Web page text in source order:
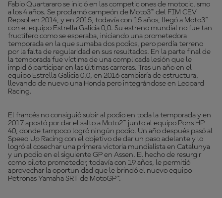
Fabio Quartararo se inició en las competiciones de motociclismo
a los 4 años. Se proclamó campeón de Moto3™ del FIM CEV
Repsol en 2014, y en 2015, todavía con 15 años, llegó a Moto3™
con el equipo Estrella Galicia 0,0. Su estreno mundial no fue tan
fructífero como se esperaba, iniciando una prometedora
temporada en la que sumaba dos podios, pero perdía terreno
por la falta de regularidad en sus resultados. En la parte final de
la temporada fue víctima de una complicada lesión que le
impidió participar en las últimas carreras. Tras un año en el
equipo Estrella Galicia 0,0, en 2016 cambiaría de estructura,
llevando de nuevo una Honda pero integrándose en Leopard
Racing.
El francés no consiguió subir al podio en toda la temporada y en
2017 apostó por dar el salto a Moto2™ junto al equipo Pons HP
40, donde tampoco logró ningún podio. Un año después pasó al
Speed Up Racing con el objetivo de dar un paso adelante y lo
logró al cosechar una primera victoria mundialista en Catalunya
y un podio en el siguiente GP en Assen. El hecho de resurgir
como piloto prometedor, todavía con 19 años, le permitió
aprovechar la oportunidad que le brindó el nuevo equipo
Petronas Yamaha SRT de MotoGP™.